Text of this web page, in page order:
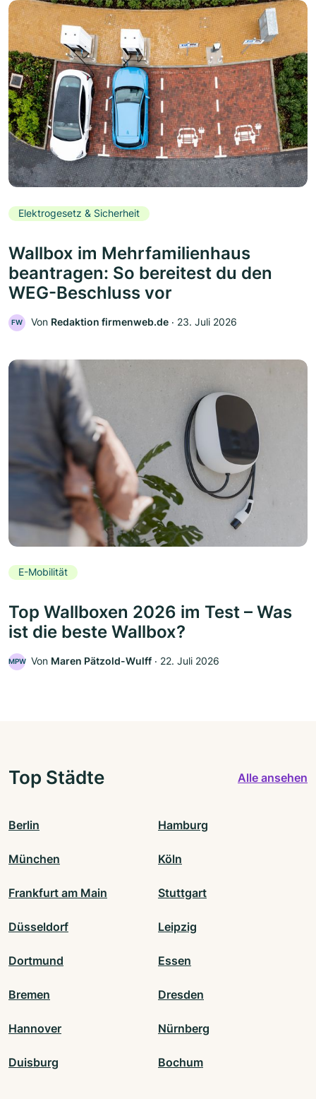
Elektrogesetz & Sicherheit
Wallbox im Mehrfamilienhaus
beantragen: So bereitest du den
WEG-Beschluss vor
FW Von Redaktion firmenweb.de ‧ 23. Juli 2026
E-Mobilität
Top Wallboxen 2026 im Test – Was
ist die beste Wallbox?
MPW Von Maren Pätzold-Wulff ‧ 22. Juli 2026
Top Städte Alle ansehen
Berlin Hamburg
München Köln
Frankfurt am Main Stuttgart
Düsseldorf Leipzig
Dortmund Essen
Bremen Dresden
Hannover Nürnberg
Duisburg Bochum